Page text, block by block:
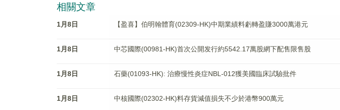
相關文章
1月8日 【盈喜】伯明翰體育(02309-HK)中期業績料虧轉盈賺3000萬港元
1月8日 中芯國際(00981-HK)首次公開发行約5542.17萬股網下配售限售股
1月8日 石藥(01093-HK): 治療慢性炎症NBL-012獲美國臨床試驗批件
1月8日 中核國際(02302-HK)料存貨減值損失不少於港幣900萬元